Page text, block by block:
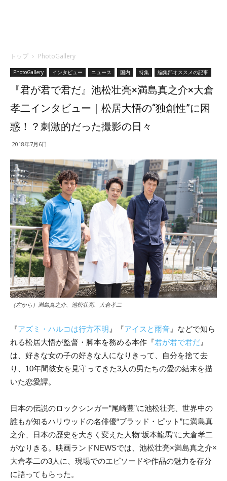
トップ PhotoGallery
PhotoGallery インタビュー ニュース 国内 特集 編集部オススメの記事
『君が君で君だ』池松壮亮×満島真之介×大倉
孝二インタビュー｜松居大悟の“独創性”に困
惑！？刺激的だった撮影の日々
2018年7月6日
（左から）満島真之介、池松壮亮、大倉孝二
『アズミ・ハルコは行方不明 』『アイスと雨音 』などで知ら
れる松居大悟が監督・脚本を務める本作『君が君で君だ 』
は、好きな女の子の好きな人になりきって、自分を捨て去
り、10年間彼女を見守ってきた3人の男たちの愛の結末を描
いた恋愛譚。
日本の伝説のロックシンガー“尾崎豊”に池松壮亮、世界中の
誰もが知るハリウッドの名俳優“ブラッド・ピット”に満島真
之介、日本の歴史を大きく変えた人物“坂本龍馬”に大倉孝二
がなりきる。映画ランドNEWSでは、池松壮亮×満島真之介×
大倉孝二の3人に、現場でのエピソードや作品の魅力を存分
に語ってもらった。